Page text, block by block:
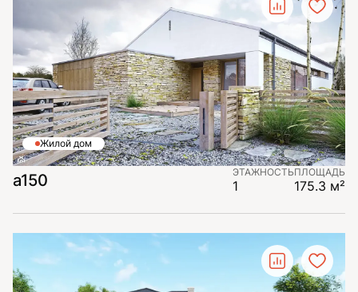
Жилой дом
a150 ЭТАЖНОСТЬ
1
ПЛОЩАДЬ
175.3 м²